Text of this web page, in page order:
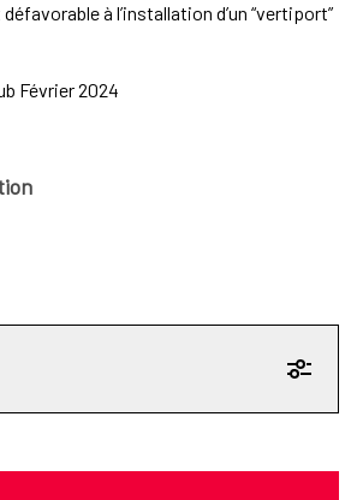
à l’installation d’un “vertiport”
Février 2024